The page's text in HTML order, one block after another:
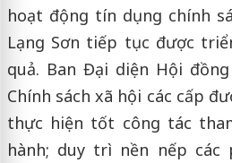
hoạt động tín dụng chính
Lạng Sơn tiếp tục được
quả. Ban Đại diện Hội
Chính sách xã hội các cấp
thực hiện tốt công tác
hành; duy trì nền nếp các